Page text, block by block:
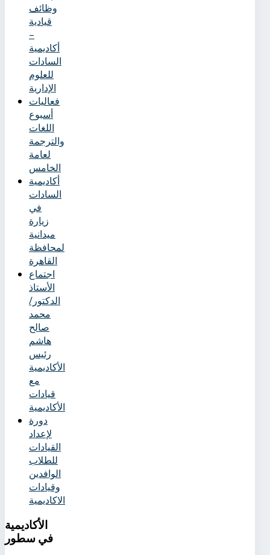
وظائف
قيادية
–
أكاديمية
السادات
للعلوم
الإدارية
فعاليات
أسبوع
اللغات
والترجمة
لعامة
الخامس
أكاديمية
السادات
في
زيارة
ميدانية
لمحافظة
القاهرة
اجتماع
الأستاذ
الدكتور/
محمد
صالح
هاشم
رئيس
الأكاديمية
مع
قيادات
الأكاديمية
دورة
لإعداد
القيادات
للطلاب
الوافدين
وقيادات
الاكاديمية
الأكاديمية
في سطور